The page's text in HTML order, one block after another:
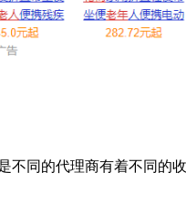
不同的代理商有着不同的